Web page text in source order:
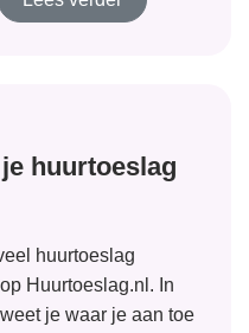
huurtoeslag
huurtoeslag
Huurtoeslag.nl. In
je waar je aan toe